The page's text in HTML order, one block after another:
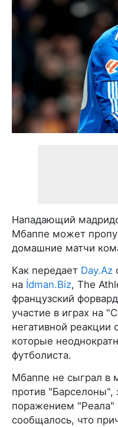
Нападающий
Мбаппе может
домашние матчи
Как передает Day.Az
на İdman.Biz, The
французский
участие в играх на
негативной
которые
футболиста.
Мбаппе не сыграл в
против
поражением "Реала"
сообщалось, что